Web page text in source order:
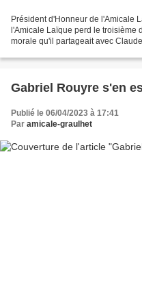
Président d'Honneur de l'Amicale
l'Amicale Laïque perd le troisième
morale qu'il partageait avec
Gabriel Rouyre s'en
Publié le 06/04/2023 à 17:41
Par amicale-graulhet